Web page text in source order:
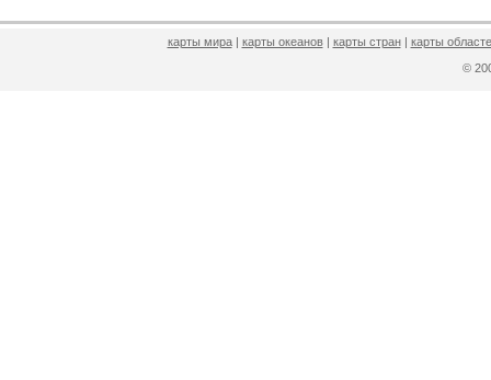
карты мира| карты океанов| карты стран| карты
©